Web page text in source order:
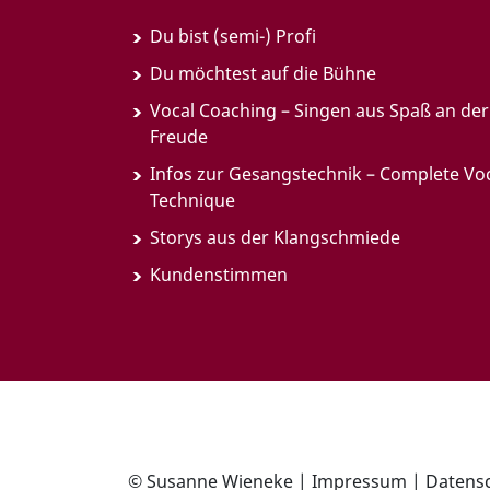
Du bist (semi-) Profi
Du möchtest auf die Bühne
Vocal Coaching – Singen aus Spaß an der
Freude
Infos zur Gesangstechnik – Complete
Technique
Storys aus der Klangschmiede
Kundenstimmen
© Susanne Wieneke | Impressum |